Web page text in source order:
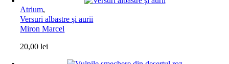
Atrium,
Versuri albastre şi aurii
Miron Marcel
20,00lei